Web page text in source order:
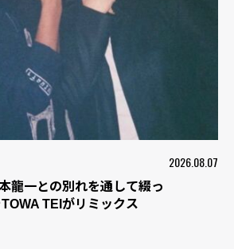
2026.08.07
龍一との別れを通して綴っ
TEIがリミックス